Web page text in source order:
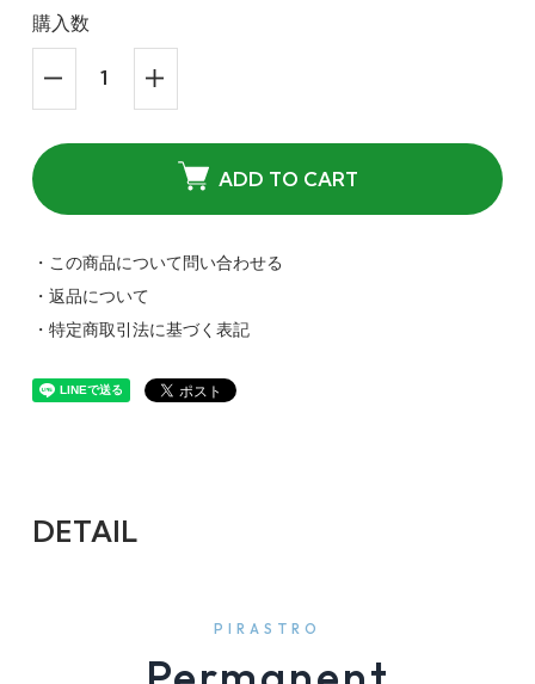
購入数
ADD TO CART
・この商品について問い合わせる
・返品について
・特定商取引法に基づく表記
DETAIL
PIRASTRO